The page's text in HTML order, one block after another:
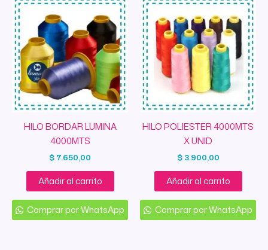
HILO BORDAR LUMINA
4000MTS
$ 7.650,00
Añadir al carrito
Comprar por WhatsApp
HILO POLIESTER 4000MTS
X UNID
$3.900,00
Añadir al carrito
Comprar por WhatsApp